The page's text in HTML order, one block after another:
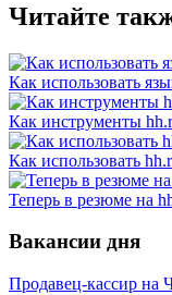
Читайте
Как использовать
Как инструменты
Как использовать
Теперь в резюме на
Вакансии дня
Продавец-кассир на